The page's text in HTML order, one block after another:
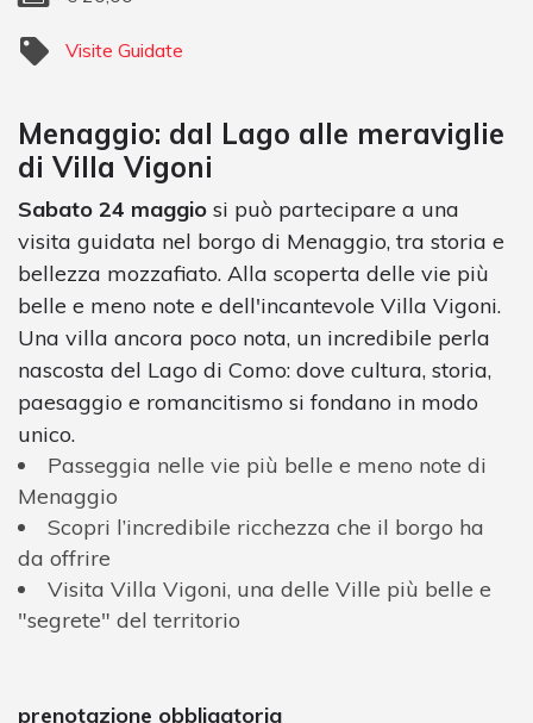
Visite Guidate
Menaggio: dal Lago alle meraviglie
di Villa Vigoni
Sabato 24 maggio si può partecipare a una
visita guidata nel borgo di Menaggio, tra storia e
bellezza mozzafiato. Alla scoperta delle vie più
belle e meno note e dell'incantevole Villa Vigoni.
Una villa ancora poco nota, un incredibile perla
nascosta del Lago di Como: dove cultura, storia,
paesaggio e romancitismo si fondano in modo
unico.
Passeggia nelle vie più belle e meno note di
Menaggio
Scopri l’incredibile ricchezza che il borgo ha
da offrire
Visita Villa Vigoni, una delle Ville più belle e
"segrete" del territorio
prenotazione obbligatoria